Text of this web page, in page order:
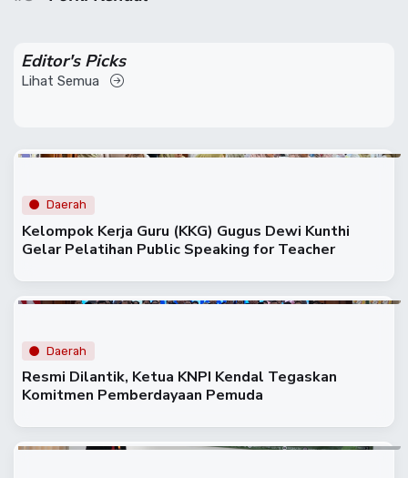
Editor's Picks
Lihat Semua
Daerah
Kelompok Kerja Guru (KKG) Gugus Dewi Kunthi
Gelar Pelatihan Public Speaking for Teacher
Daerah
Resmi Dilantik, Ketua KNPI Kendal Tegaskan
Komitmen Pemberdayaan Pemuda